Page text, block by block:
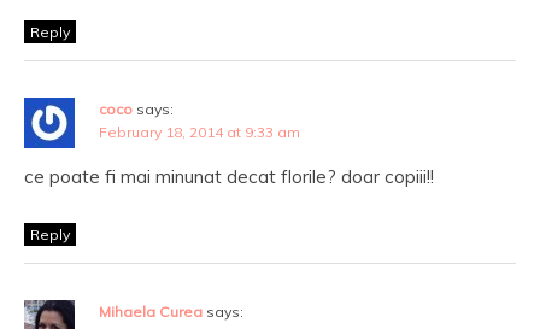
Reply
coco says:
February 18, 2014 at 9:33 am
ce poate fi mai minunat decat florile? doar copiii!!
Reply
Mihaela Curea says: